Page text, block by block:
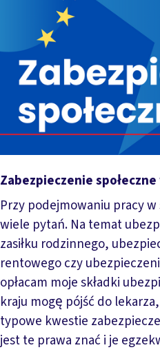
Zabezpieczenie
Przy podejmowaniu pracy
wiele pytań. Na temat
zasiłku rodzinnego,
rentowego czy
opłacam moje składki
kraju mogę pójść do
typowe kwestie
jest te prawa znać i je